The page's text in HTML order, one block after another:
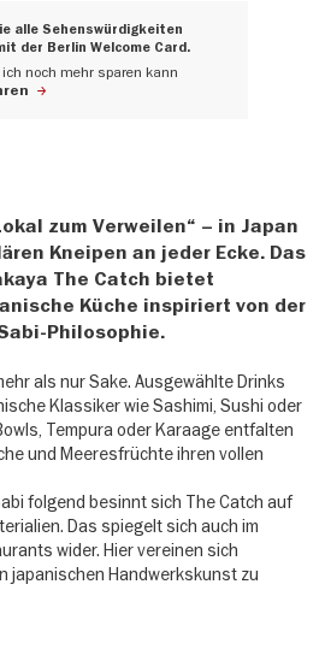
alle Sehenswürdigkeiten
der Berlin Welcome Card.
ich noch mehr sparen kann
zum Verweilen“ – in Japan
Kneipen an jeder Ecke. Das
The Catch bietet
Küche inspiriert von der
Philosophie.
als nur Sake. Ausgewählte Drinks
Klassiker wie Sashimi, Sushi oder
Tempura oder Karaage entfalten
und Meeresfrüchte ihren vollen
folgend besinnt sich The Catch auf
Das spiegelt sich auch im
wider. Hier vereinen sich
japanischen Handwerkskunst zu